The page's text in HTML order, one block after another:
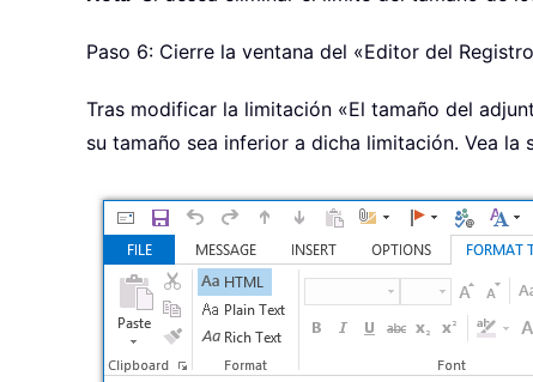
Paso 6: Cierre la ventana del «Editor del
Tras modificar la limitación «El tamaño del
su tamaño sea inferior a dicha limitación. Vea la